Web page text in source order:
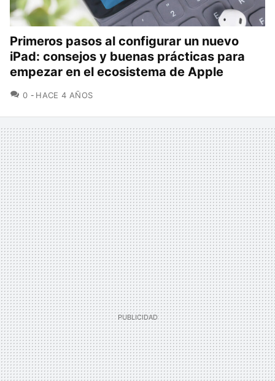
Primeros pasos al configurar un nuevo
iPad: consejos y buenas prácticas para
empezar en el ecosistema de Apple
0 COMENTARIOS
HACE 4 AÑOS